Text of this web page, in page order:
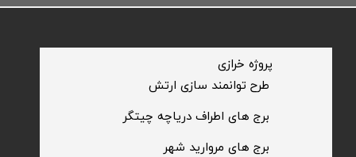
​طرح توانمند سازی ارتش
​پروژه خرازی
​برج های اطراف دریاچه چیتگر
​برج های مروارید شهر